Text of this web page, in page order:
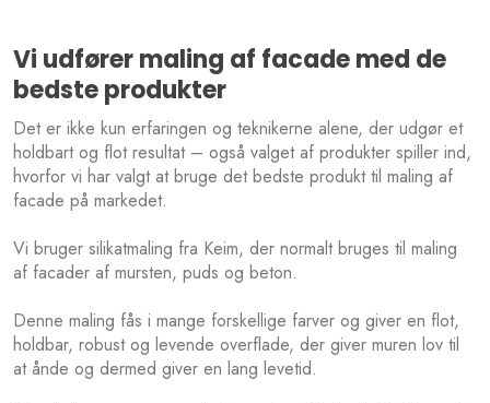
Vi udfører maling af facade med de
bedste produkter
Det er ikke kun erfaringen og teknikerne alene, der udgør et
holdbart og flot resultat – også valget af produkter spiller ind,
hvorfor vi har valgt at bruge det bedste produkt til maling af
facade på markedet.
Vi bruger silikatmaling fra Keim, der normalt bruges til maling
af facader af mursten, puds og beton.
Denne maling fås i mange forskellige farver og giver en flot,
holdbar, robust og levende overflade, der giver muren lov til
at ånde og dermed giver en lang levetid.